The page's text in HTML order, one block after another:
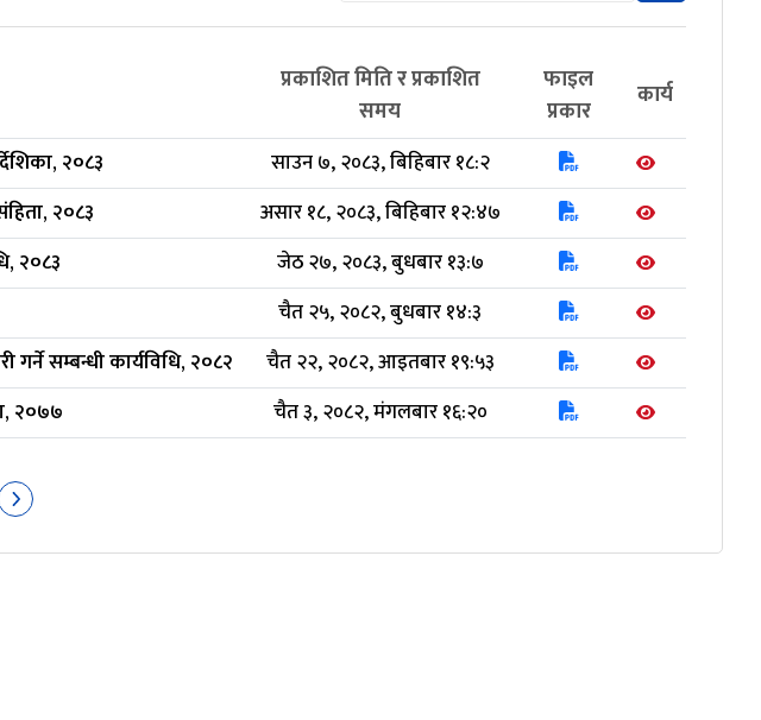
प्रकाशित मिति र प्रकाशित
समय
फाइल
प्रकार
कार्य
२०८३
साउन ७, २०८३, बिहिबार १८:२
२०८३
असार १८, २०८३, बिहिबार १२:४७
२०८३
जेठ २७, २०८३, बुधबार १३:७
चैत २५, २०८२, बुधबार १४:३
सम्बन्धी कार्यविधि, २०८२
चैत २२, २०८२, आइतबार १९:५३
२०७७ चैत ३, २०८२, मंगलबार १६:२०